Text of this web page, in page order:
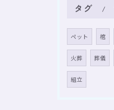
タグ
ペット 棺
火葬 葬儀
組立